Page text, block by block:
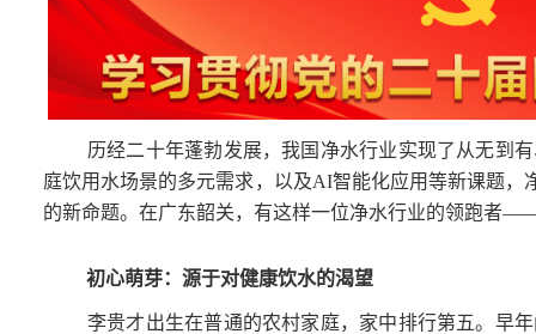
历经二十年蓬勃发展，我国净水行业实现了从无到
庭饮用水场景的多元需求，以及AI智能化应用等新课题
的新命题。在广东韶关，有这样一位净水行业的领跑者
初心萌芽：源于对健康饮水的渴望
李贵才出生在普通的农村家庭，家中排行第五。早